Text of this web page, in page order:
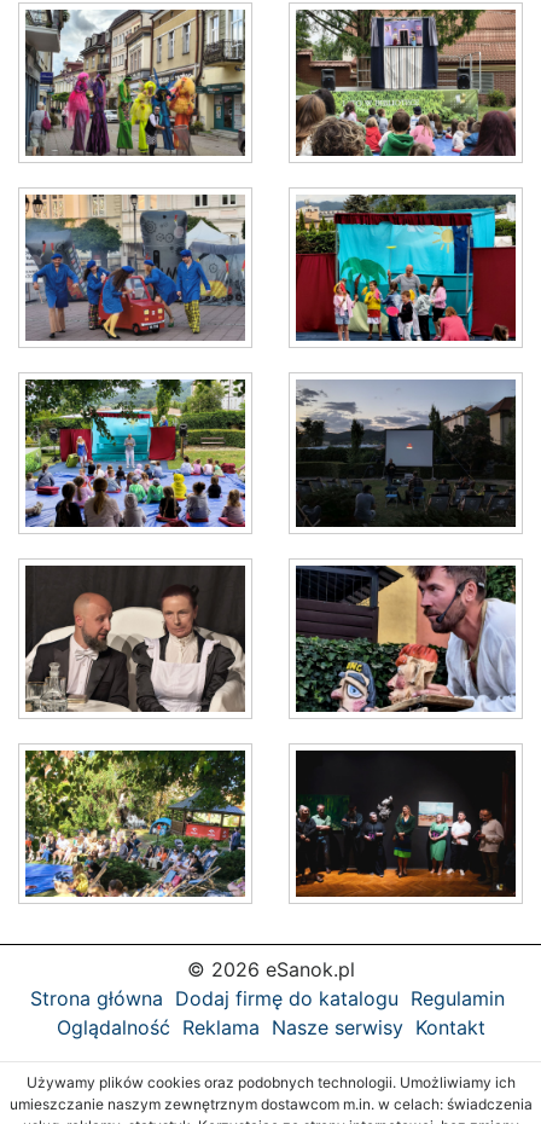
© 2026 eSanok.pl
Strona główna Dodaj firmę do katalogu Regulamin
Oglądalność Reklama Nasze serwisy Kontakt
Używamy plików cookies oraz podobnych technologii. Umożliwiamy ich
umieszczanie naszym zewnętrznym dostawcom m.in. w celach: świadczenia